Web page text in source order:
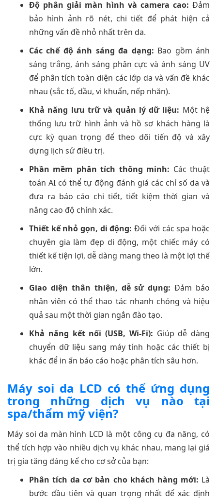
Độ phân giải màn hình và camera cao: Đảm
bảo hình ảnh rõ nét, chi tiết để phát hiện cả
những vấn đề nhỏ nhất trên da.
Các chế độ ánh sáng đa dạng: Bao gồm ánh
sáng trắng, ánh sáng phân cực và ánh sáng UV
để phân tích toàn diện các lớp da và vấn đề khác
nhau (sắc tố, dầu, vi khuẩn, nếp nhăn).
Khả năng lưu trữ và quản lý dữ liệu: Một hệ
thống lưu trữ hình ảnh và hồ sơ khách hàng là
cực kỳ quan trọng để theo dõi tiến độ và xây
dựng lịch sử điều trị.
Phần mềm phân tích thông minh: Các thuật
toán AI có thể tự động đánh giá các chỉ số da và
đưa ra báo cáo chi tiết, tiết kiệm thời gian và
nâng cao độ chính xác.
Thiết kế nhỏ gọn, di động: Đối với các spa hoặc
chuyên gia làm đẹp di động, một chiếc máy có
thiết kế tiện lợi, dễ dàng mang theo là một lợi thế
lớn.
Giao diện thân thiện, dễ sử dụng: Đảm bảo
nhân viên có thể thao tác nhanh chóng và hiệu
quả sau một thời gian ngắn đào tạo.
Khả năng kết nối (USB, Wi-Fi): Giúp dễ dàng
chuyển dữ liệu sang máy tính hoặc các thiết bị
khác để in ấn báo cáo hoặc phân tích sâu hơn.
Máy soi da LCD có thể ứng dụng
trong những dịch vụ nào tại
spa/thẩm mỹ viện?
Máy soi da màn hình LCD là một công cụ đa năng, có
thể tích hợp vào nhiều dịch vụ khác nhau, mang lại giá
trị gia tăng đáng kể cho cơ sở của bạn:
Phân tích da cơ bản cho khách hàng mới: Là
bước đầu tiên và quan trọng nhất để xác định